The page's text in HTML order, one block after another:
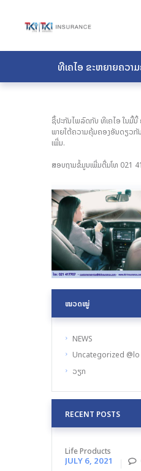
ທີເຄໄອ ຂະຫຍາຍຄວາ
ຊື້ປະກັນໄພລົດກັບ ທີເຄໄອ ໃນມື້ນີ້
ພາຍໃຕ້ຄວາມຄຸ້ມຄອງອັນດຽວກັ
ເພີ່ມ.
ສອບຖາມຂໍ້ມູນເພີ່ມຕື່ມໂທ 021
ໝວດໝູ່
NEWS
Uncategorized @lo
ວຽກ
RECENT POSTS
Life Products
JULY 6, 2021